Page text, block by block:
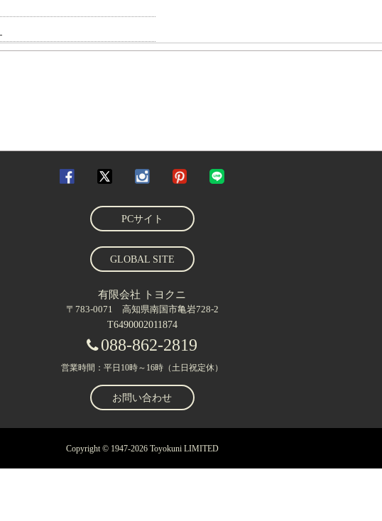
PCサイト
GLOBAL SITE
有限会社 トヨクニ
〒783-0071 高知県南国市亀岩728-2
T6490002011874
088-862-2819
営業時間：平日10時～16時（土日祝定休）
お問い合わせ
Copyright © 1947-2026 Toyokuni LIMITED